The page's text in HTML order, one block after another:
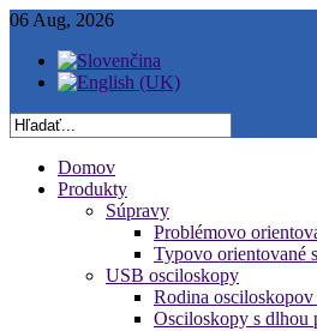
06 Aug, 2026
Domov
Produkty
Súpravy
Problémovo
Typovo orientované
USB osciloskopy
Rodina
Osciloskopy s dlhou